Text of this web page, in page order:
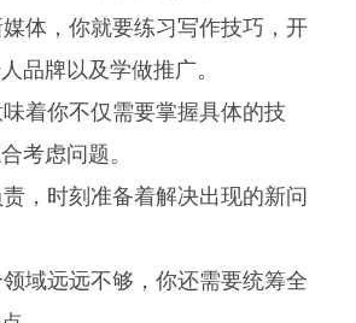
体，你就要练习写作技巧，开
品牌以及学做推广。
着你不仅需要掌握具体的技
考虑问题。
，时刻准备着解决出现的新问
域远远不够，你还需要统筹全